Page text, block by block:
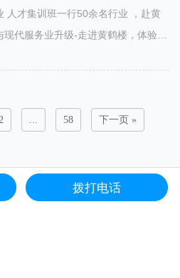
人才集训班一行50余名行业 ，赴黄
代服务业升级-走进黄鹤楼，体验科
... 58 下一页 »
电话咨询 联系我们
拨打电话